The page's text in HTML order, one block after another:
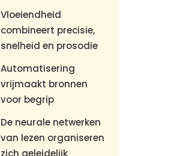
Vloeiendheid
combineert precisie,
snelheid en prosodie
Automatisering
vrijmaakt bronnen
voor begrip
De neurale netwerken
van lezen organiseren
zich geleidelijk